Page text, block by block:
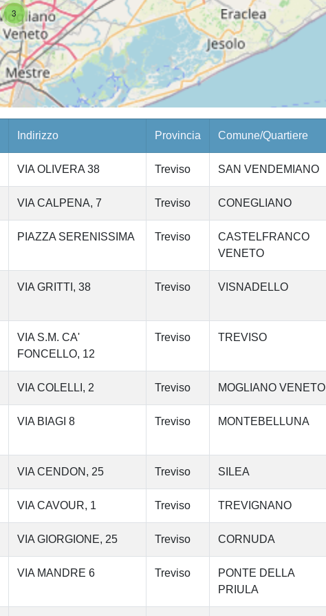
3
Indirizzo Provincia Comune/Quartiere
VIA OLIVERA 38 Treviso SAN VENDEMIANO
VIA CALPENA, 7 Treviso CONEGLIANO
PIAZZA SERENISSIMA Treviso
CASTELFRANCO
VENETO
VIA GRITTI, 38 Treviso VISNADELLO
VIA S.M. CA'
FONCELLO, 12
Treviso TREVISO
VIA COLELLI, 2 Treviso MOGLIANO VENETO
VIA BIAGI 8 Treviso MONTEBELLUNA
VIA CENDON, 25 Treviso SILEA
VIA CAVOUR, 1 Treviso TREVIGNANO
VIA GIORGIONE, 25 Treviso CORNUDA
VIA MANDRE 6 Treviso
PONTE DELLA
PRIULA